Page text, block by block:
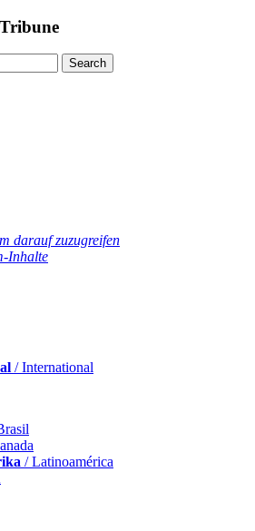
darauf zuzugreifen
Inhalte
/ International
/ Latinoamérica